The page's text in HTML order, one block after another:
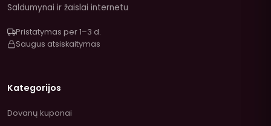
Saldumynai ir žaislai internetu
Pristatymas per 1–3 d.
Saugus atsiskaitymas
Kategorijos
Dovanų kuponai